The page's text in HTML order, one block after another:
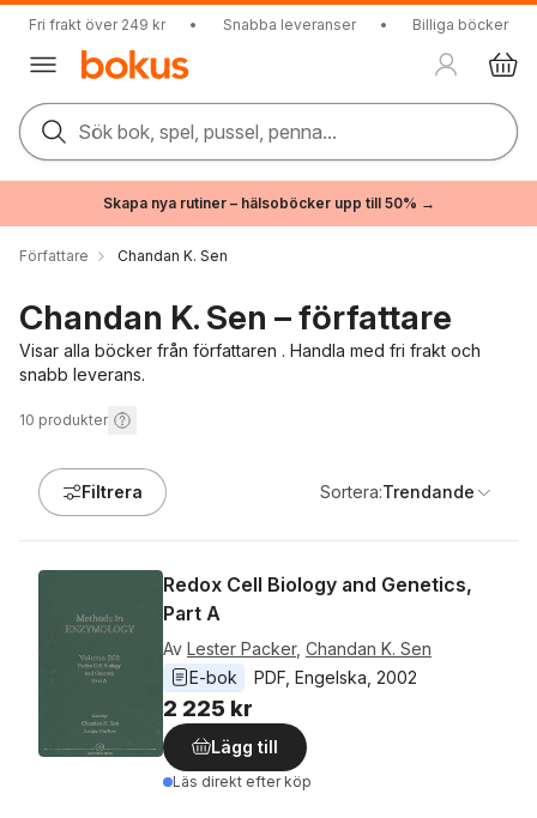
Fri frakt över 249 kr • Snabba leveranser • Billiga böcker
Sök bok, spel, pussel, penna...
Skapa nya rutiner – hälsoböcker upp till 50% →
Författare Chandan K. Sen
Chandan K. Sen – författare
Visar alla böcker från författaren . Handla med fri frakt och
snabb leverans.
10 produkter
Filtrera Sortera:Trendande
Redox Cell Biology and Genetics,
Part A
Av Lester Packer, Chandan K. Sen
E-bok
PDF Engelska 2002
2 225 kr
Lägg till
Läs direkt efter köp